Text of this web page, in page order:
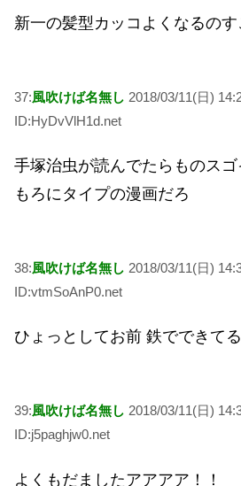
新一の髪型カッコよくなるのす
37:風吹けば名無し 2018/03/11(日)
ID:HyDvVlH1d.net
手塚治虫が読んでたらものスゴ
もろにタイプの漫画だろ
38:風吹けば名無し 2018/03/11(日)
ID:vtmSoAnP0.net
ひょっとしてお前 鉄でできて
39:風吹けば名無し 2018/03/11(日)
ID:j5paghjw0.net
よくもだましたアアアア！！